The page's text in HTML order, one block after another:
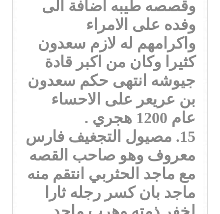
وقصصه طيبه اضافة الى
وفده على الامراء
واكرامهم له لازم سعدون
كثيرا وكان من اكبر قادة
جيوشه انتهى حكم سعدون
بن عريعر على الاحساء
عام 1200 هجري .
15. مصيول التجغيف فارس
معروف وهو صاحب القصه
مع ماجد الحثربي انتقم منه
ماجد بان كسر رجله ثارا